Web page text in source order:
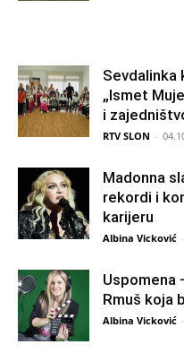
Sevdalinka
„Ismet
i
RTV SLON -
Madonna
rekordi i
karijeru
Albina Vicković -
Uspomena
Rmuš koja
Albina Vicković -